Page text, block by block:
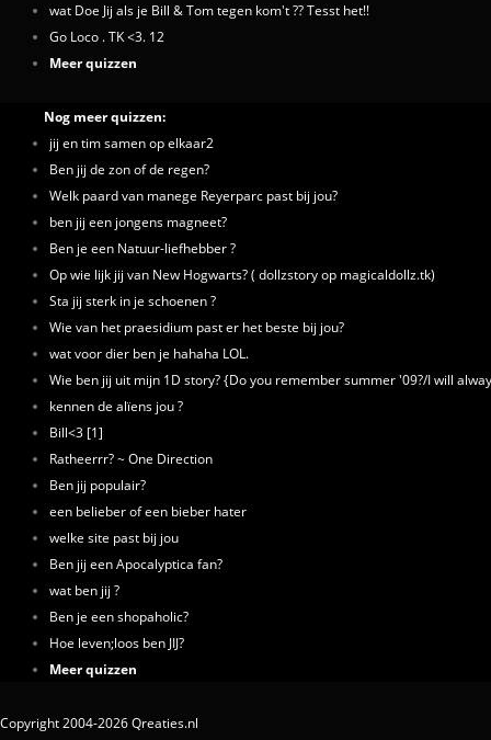
wat Doe Jij als je Bill & Tom tegen kom't ?? Tesst het!!
Go Loco . TK <3. 12
Meer quizzen
Nog meer quizzen:
jij en tim samen op elkaar2
Ben jij de zon of de regen?
Welk paard van manege Reyerparc past bij jou?
ben jij een jongens magneet?
Ben je een Natuur-liefhebber ?
Op wie lijk jij van New Hogwarts? ( dollzstory op magicaldollz.tk)
Sta jij sterk in je schoenen ?
Wie van het praesidium past er het beste bij jou?
wat voor dier ben je hahaha LOL.
Wie ben jij uit mijn 1D story? {Do you remember summer '09?/I will
kennen de alïens jou ?
Bill<3 [1]
Ratheerrr? ~ One Direction
Ben jij populair?
een belieber of een bieber hater
welke site past bij jou
Ben jij een Apocalyptica fan?
wat ben jij ?
Ben je een shopaholic?
Hoe leven;loos ben JIJ?
Meer quizzen
Copyright 2004-2026 Qreaties.nl